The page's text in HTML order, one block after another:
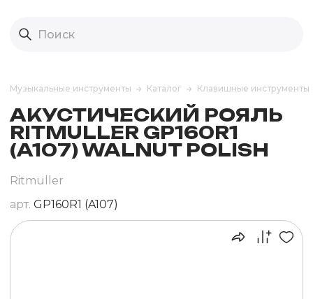
Музыкальные инструменты Каталог Клавишные инструменты
АКУСТИЧЕСКИЙ РОЯЛЬ
RITMULLER GP160R1
(A107) WALNUT POLISH
Ritmuller
арт. GP160R1 (A107)